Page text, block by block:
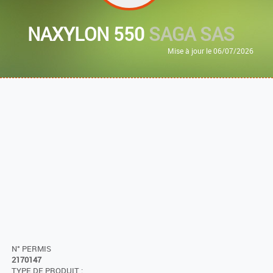
NAXYLON 550SAGA SAS
Mise à jour le 06/07/2026
N° PERMIS
2170147